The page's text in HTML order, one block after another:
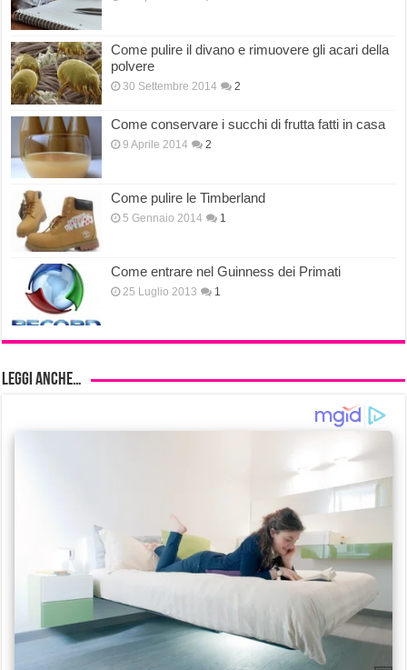
Come pulire il divano e rimuovere gli acari della
polvere
30 Settembre 2014 2
Come conservare i succhi di frutta fatti in casa
9 Aprile 2014 2
Come pulire le Timberland
5 Gennaio 2014 1
Come entrare nel Guinness dei Primati
25 Luglio 2013 1
Leggi anche…